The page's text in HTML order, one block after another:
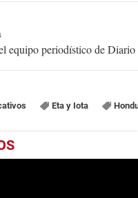
equipo periodístico de
Eta y Iota